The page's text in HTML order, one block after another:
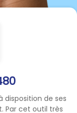
de ses
Par cet outil très